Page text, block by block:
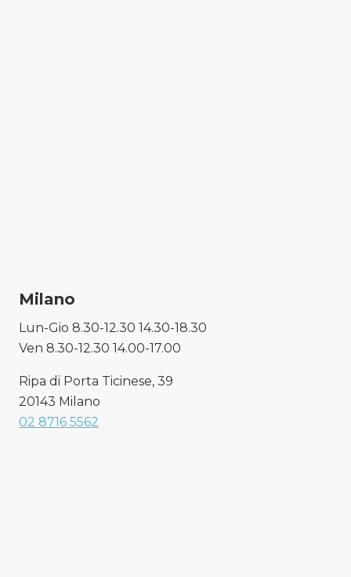
Milano
Lun-Gio 8.30-12.30 14.30-18.30
Ven 8.30-12.30 14.00-17.00
Ripa di Porta Ticinese, 39
20143 Milano
02 8716 5562